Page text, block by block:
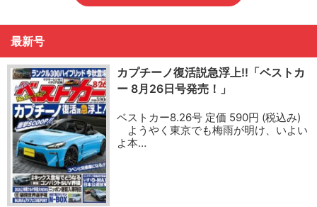
最新号
カプチーノ復活説急浮上!!「ベストカ
ー 8月26日号発売！」
ベストカー8.26号 定価 590円 (税込み)
ようやく東京でも梅雨が明け、いよい
よ本…